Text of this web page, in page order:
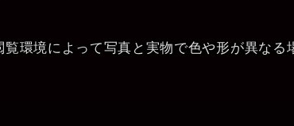
環境によって写真と実物で色や形が異なる